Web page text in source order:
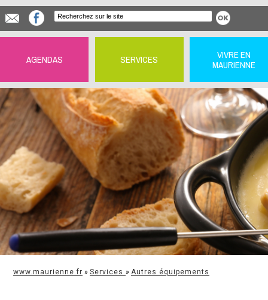
AGENDAS SERVICES
VIVRE EN
MAURIENNE
www.maurienne.fr » Services » Autres équipements